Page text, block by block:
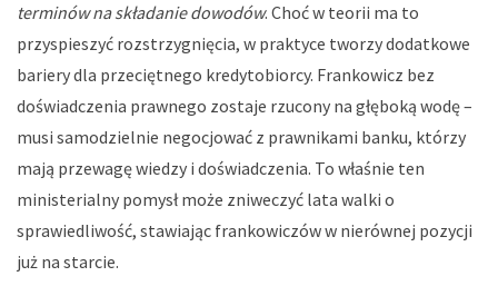
terminów na składanie dowodów. Choć w teorii ma to
przyspieszyć rozstrzygnięcia, w praktyce tworzy dodatkowe
bariery dla przeciętnego kredytobiorcy. Frankowicz bez
doświadczenia prawnego zostaje rzucony na głęboką wodę –
musi samodzielnie negocjować z prawnikami banku, którzy
mają przewagę wiedzy i doświadczenia. To właśnie ten
ministerialny pomysł może zniweczyć lata walki o
sprawiedliwość, stawiając frankowiczów w nierównej pozycji
już na starcie.